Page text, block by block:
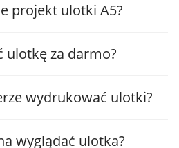
projekt ulotki A5?
ulotkę za darmo?
wydrukować ulotki?
wyglądać ulotka?